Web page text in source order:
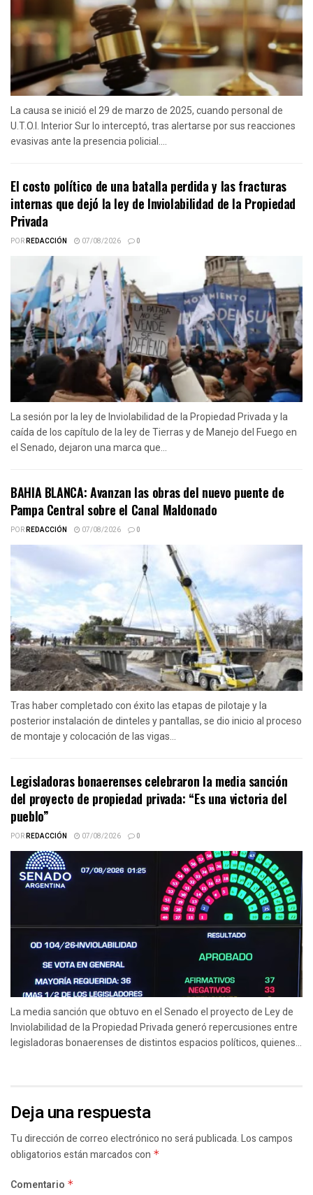
La causa se inició el 29 de marzo de 2025, cuando personal de
U.T.O.I. Interior Sur lo interceptó, tras alertarse por sus reacciones
evasivas ante la presencia policial....
El costo político de una batalla perdida y las fracturas
internas que dejó la ley de Inviolabilidad de la Propiedad
Privada
PORREDACCIÓN 07/08/2026 0
La sesión por la ley de Inviolabilidad de la Propiedad Privada y la
caída de los capítulo de la ley de Tierras y de Manejo del Fuego en
el Senado, dejaron una marca que...
BAHIA BLANCA: Avanzan las obras del nuevo puente de
Pampa Central sobre el Canal Maldonado
PORREDACCIÓN 07/08/2026 0
Tras haber completado con éxito las etapas de pilotaje y la
posterior instalación de dinteles y pantallas, se dio inicio al proceso
de montaje y colocación de las vigas...
Legisladoras bonaerenses celebraron la media sanción
del proyecto de propiedad privada: “Es una victoria del
pueblo”
PORREDACCIÓN 07/08/2026 0
La media sanción que obtuvo en el Senado el proyecto de Ley de
Inviolabilidad de la Propiedad Privada generó repercusiones entre
legisladoras bonaerenses de distintos espacios políticos, quienes...
Deja una respuesta
Tu dirección de correo electrónico no será publicada.Los campos
obligatorios están marcados con *
Comentario *